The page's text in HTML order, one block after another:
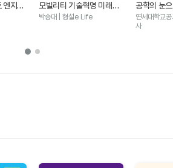
엔지니
시간
모빌리티 기술혁명 미래보
고서 2030
박승대 | 형설e Life
공학의 눈
하라
연세대학교
사